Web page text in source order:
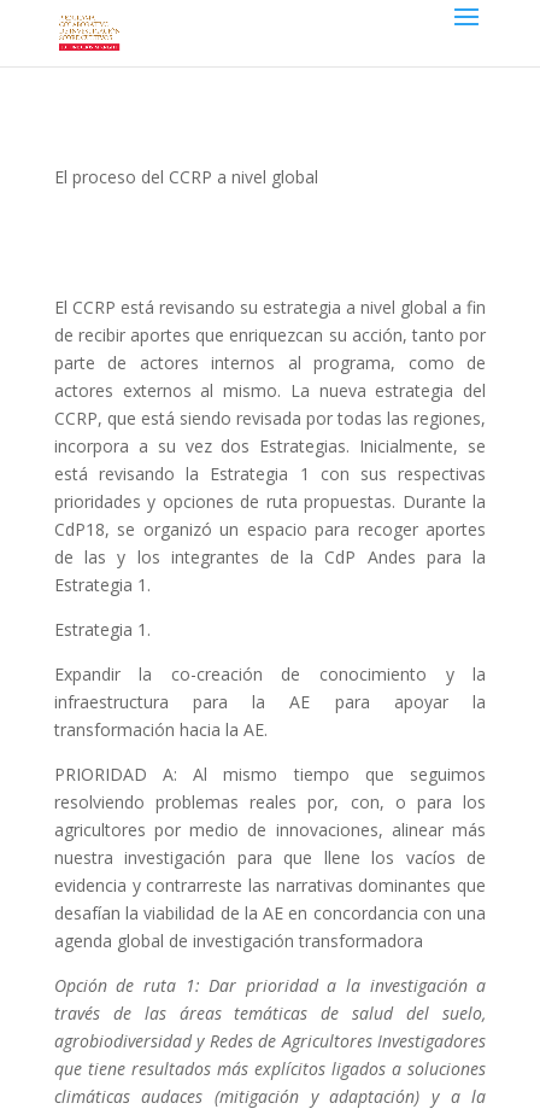
El proceso del CCRP a nivel global
El CCRP está revisando su estrategia a nivel global a fin
de recibir aportes que enriquezcan su acción, tanto por
parte de actores internos al programa, como de
actores externos al mismo. La nueva estrategia del
CCRP, que está siendo revisada por todas las regiones,
incorpora a su vez dos Estrategias. Inicialmente, se
está revisando la Estrategia 1 con sus respectivas
prioridades y opciones de ruta propuestas. Durante la
CdP18, se organizó un espacio para recoger aportes
de las y los integrantes de la CdP Andes para la
Estrategia 1.
Estrategia 1.
Expandir la co-creación de conocimiento y la
infraestructura para la AE para apoyar la
transformación hacia la AE.
PRIORIDAD A: Al mismo tiempo que seguimos
resolviendo problemas reales por, con, o para los
agricultores por medio de innovaciones, alinear más
nuestra investigación para que llene los vacíos de
evidencia y contrarreste las narrativas dominantes que
desafían la viabilidad de la AE en concordancia con una
agenda global de investigación transformadora
Opción de ruta 1: Dar prioridad a la investigación a
través de las áreas temáticas de salud del suelo,
agrobiodiversidad y Redes de Agricultores Investigadores
que tiene resultados más explícitos ligados a soluciones
climáticas audaces (mitigación y adaptación) y a la